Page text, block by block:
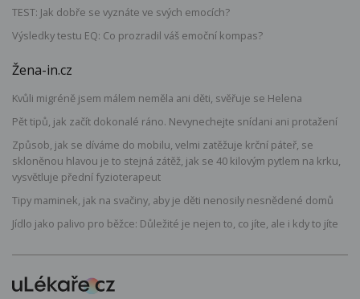
TEST: Jak dobře se vyznáte ve svých emocích?
Výsledky testu EQ: Co prozradil váš emoční kompas?
Žena-in.cz
Kvůli migréně jsem málem neměla ani děti, svěřuje se Helena
Pět tipů, jak začít dokonalé ráno. Nevynechejte snídani ani protažení
Způsob, jak se díváme do mobilu, velmi zatěžuje krční páteř, se
skloněnou hlavou je to stejná zátěž, jak se 40 kilovým pytlem na krku,
vysvětluje přední fyzioterapeut
Tipy maminek, jak na svačiny, aby je děti nenosily nesnědené domů
Jídlo jako palivo pro běžce: Důležité je nejen to, co jíte, ale i kdy to jíte